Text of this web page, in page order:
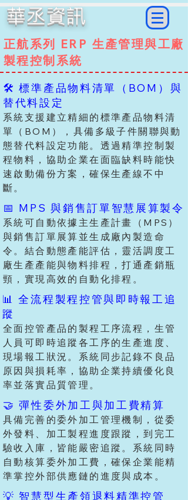
華丞資訊
正航系列 ERP 生產管理與工廠
製程控制系統
🛠️ 標準產品物料清單（BOM）與
替代料設定
系統支援建立精細的標準產品物料清
單（BOM），具備多級子件關聯與動
態替代料設定功能。透過精準控制製
程物料，協助企業在面臨缺料時能快
速啟動備份方案，確保生產線不中
斷。
📅 MPS 與銷售訂單智慧展算製令
系統可自動依據主生產計畫（MPS）
與銷售訂單展算並生成廠內製造命
令。結合動態產能評估，靈活調度工
廠生產產能與物料排程，打通產銷瓶
頸，實現高效的自動化排程。
📊 全流程製程控管與即時報工追
蹤
全面控管產品的製程工序流程，生管
人員可即時追蹤各工序的生產進度、
現場報工狀況。系統同步記錄不良品
原因與損耗率，協助企業持續優化良
率並落實品質管理。
🤝 彈性委外加工與加工費精算
具備完善的委外加工管理機制，從委
外發料、加工製程進度跟蹤，到完工
驗收入庫，皆能嚴密追蹤。系統同時
自動核算委外加工費，確保企業能精
準掌控外部供應鏈的進度與成本。
💡 智慧型生產領退料精準控管